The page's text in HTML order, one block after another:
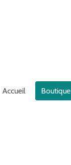
Accueil Boutique